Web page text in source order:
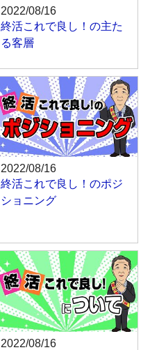
2022/08/16
終活これで良し！の主た
る客層
2022/08/16
終活これで良し！のポジ
ショニング
2022/08/16